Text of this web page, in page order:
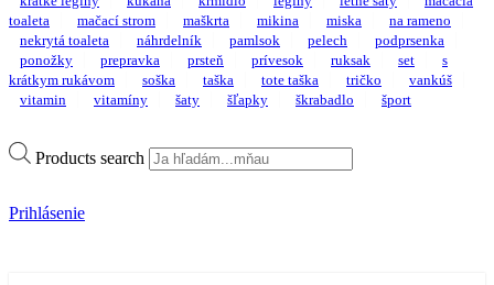
toaleta
mačací strom maškrta mikina miska
na rameno
nekrytá toaleta
náhrdelník pamlsok pelech
podprsenka
ponožky
prepravka prsteň prívesok ruksak set
s
krátkym rukávom
soška taška tote taška tričko
vankúš
vitamin
vitamíny šaty šľapky škrabadlo šport
Products search
Prihlásenie